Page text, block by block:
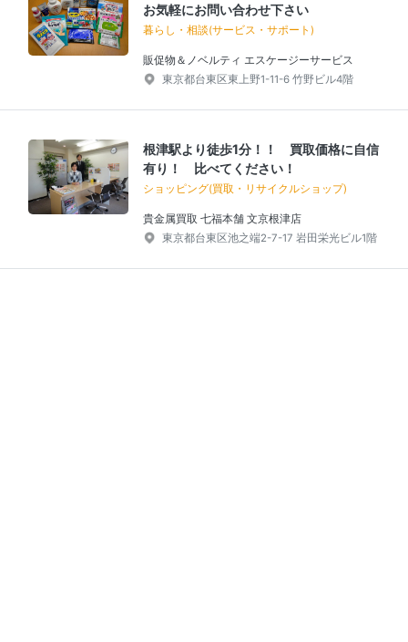
お気軽にお問い合わせ下さい
暮らし・相談(サービス・サポート)
販促物＆ノベルティ エスケージーサービス
東京都台東区東上野1-11-6 竹野ビル4階
根津駅より徒歩1分！！ 買取価格に自信
有り！ 比べてください！
ショッピング(買取・リサイクルショップ)
貴金属買取 七福本舗 文京根津店
東京都台東区池之端2-7-17 岩田栄光ビル1階